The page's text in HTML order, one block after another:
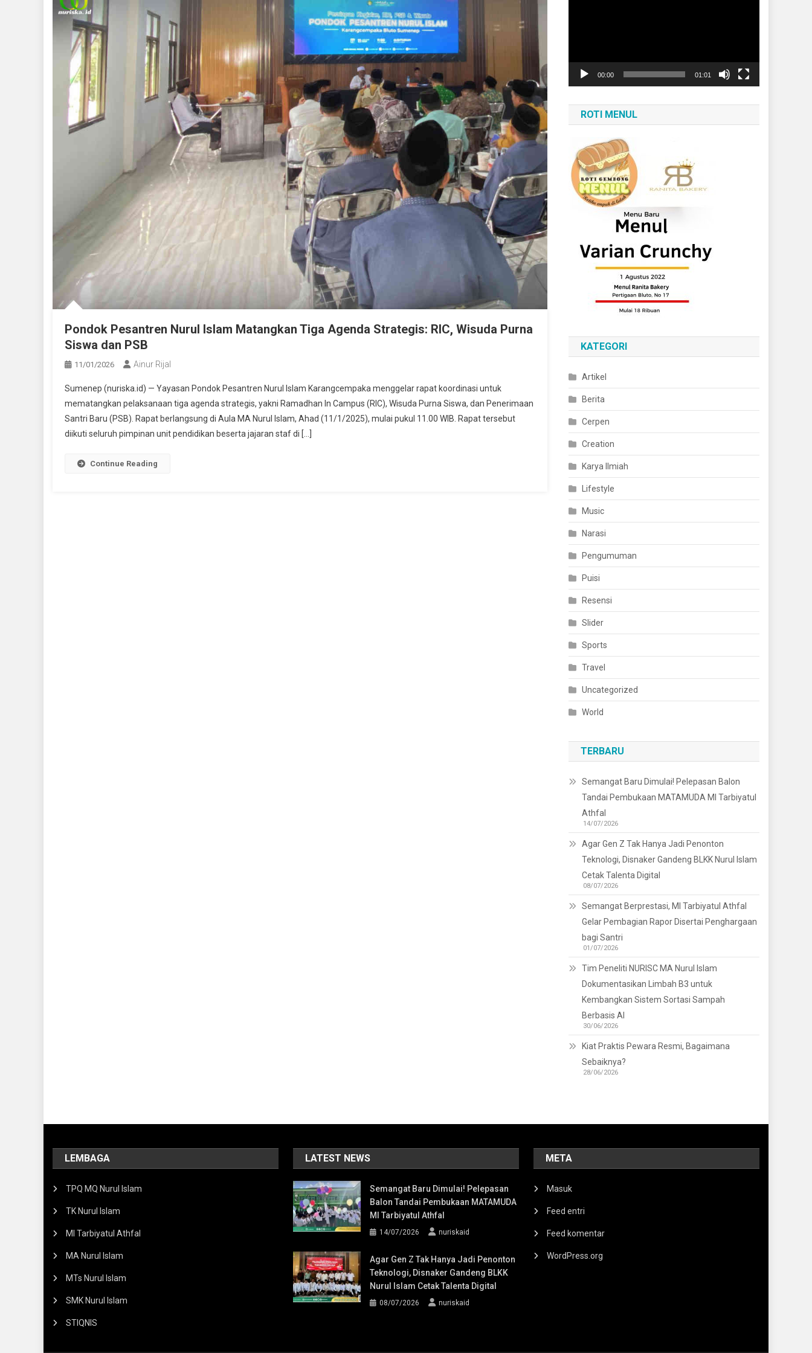
Pondok Pesantren Nurul Islam Matangkan Tiga Agenda Strategis: RIC, Wisuda Purna
Siswa dan PSB
11/01/2026 Ainur Rijal
Sumenep (nuriska.id) — Yayasan Pondok Pesantren Nurul Islam Karangcempaka menggelar rapat koordinasi untuk
mematangkan pelaksanaan tiga agenda strategis, yakni Ramadhan In Campus (RIC), Wisuda Purna Siswa, dan Penerimaan
Santri Baru (PSB). Rapat berlangsung di Aula MA Nurul Islam, Ahad (11/1/2025), mulai pukul 11.00 WIB. Rapat tersebut
diikuti seluruh pimpinan unit pendidikan beserta jajaran staf di […]
Continue Reading
00:00 01:01
ROTI MENUL
KATEGORI
Artikel
Berita
Cerpen
Creation
Karya Ilmiah
Lifestyle
Music
Narasi
Pengumuman
Puisi
Resensi
Slider
Sports
Travel
Uncategorized
World
TERBARU
Semangat Baru Dimulai! Pelepasan Balon
Tandai Pembukaan MATAMUDA MI Tarbiyatul
Athfal
14/07/2026
Agar Gen Z Tak Hanya Jadi Penonton
Teknologi, Disnaker Gandeng BLKK Nurul Islam
Cetak Talenta Digital
08/07/2026
Semangat Berprestasi, MI Tarbiyatul Athfal
Gelar Pembagian Rapor Disertai Penghargaan
bagi Santri
01/07/2026
Tim Peneliti NURISC MA Nurul Islam
Dokumentasikan Limbah B3 untuk
Kembangkan Sistem Sortasi Sampah
Berbasis AI
30/06/2026
Kiat Praktis Pewara Resmi, Bagaimana
Sebaiknya?
28/06/2026
LEMBAGA
TPQ MQ Nurul Islam
TK Nurul Islam
MI Tarbiyatul Athfal
MA Nurul Islam
MTs Nurul Islam
SMK Nurul Islam
STIQNIS
LATEST NEWS
Semangat Baru Dimulai! Pelepasan
Balon Tandai Pembukaan MATAMUDA
MI Tarbiyatul Athfal
14/07/2026 nuriskaid
Agar Gen Z Tak Hanya Jadi Penonton
Teknologi, Disnaker Gandeng BLKK
Nurul Islam Cetak Talenta Digital
08/07/2026 nuriskaid
META
Masuk
Feed entri
Feed komentar
WordPress.org